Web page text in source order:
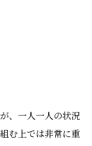
、一人一人の状況
む上では非常に重